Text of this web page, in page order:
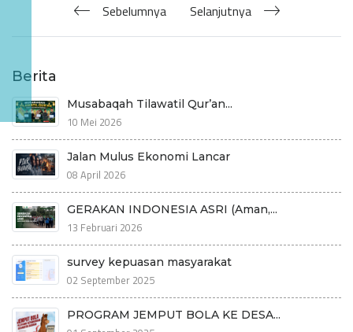
Sebelumnya Selanjutnya
Berita
Musabaqah Tilawatil Qur’an...
10 Mei 2026
Jalan Mulus Ekonomi Lancar
08 April 2026
GERAKAN INDONESIA ASRI (Aman,...
13 Februari 2026
survey kepuasan masyarakat
02 September 2025
PROGRAM JEMPUT BOLA KE DESA...